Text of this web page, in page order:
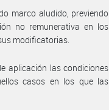
marco aludido, previendo
no remunerativa en los
modificatorias.
aplicación las condiciones
casos en los que las